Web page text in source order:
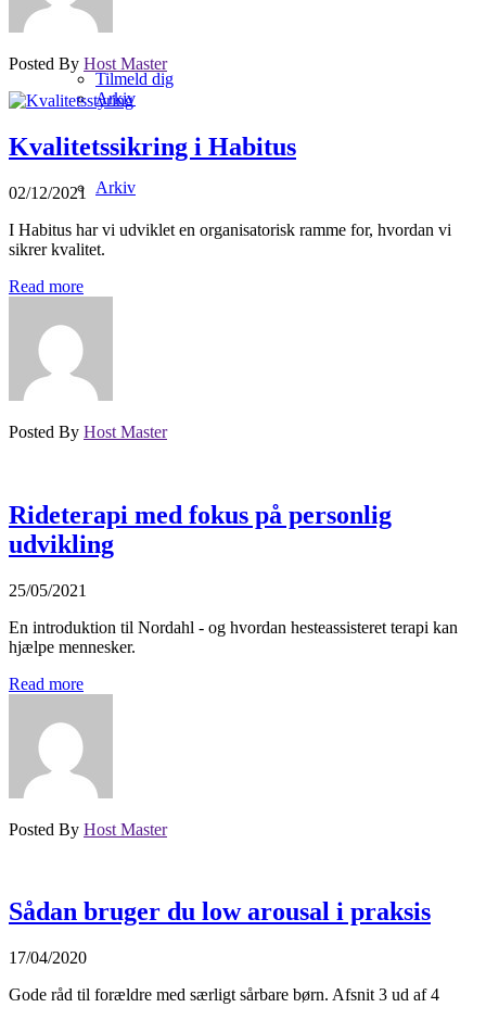
Arkiv
Tilmeld dig
Arkiv
Posted By Host Master
Kvalitetssikring i Habitus
02/12/2021
I Habitus har vi udviklet en organisatorisk ramme for, hvordan vi
sikrer kvalitet.
Read more
Posted By Host Master
Rideterapi med fokus på personlig
udvikling
25/05/2021
En introduktion til Nordahl - og hvordan hesteassisteret terapi kan
hjælpe mennesker.
Read more
Posted By Host Master
Sådan bruger du low arousal i praksis
17/04/2020
Gode råd til forældre med særligt sårbare børn. Afsnit 3 ud af 4